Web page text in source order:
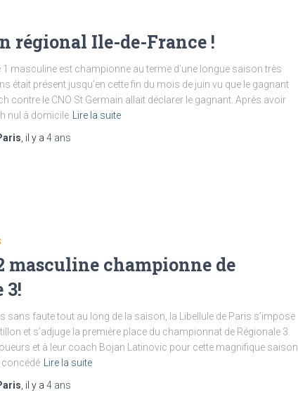
régional Ile-de-France !
1 masculine est championne au terme d’une longue saison très
était présent jusqu’en cette fin du mois de juin vu que le gagnant
contre le CNO St Germain allait déclarer le gagnant. Après avoir
nul à domicile
Lire la suite
, il y a 4 ans
masculine championne de
3!
sans faute tout au long de la saison, la Libellule de Paris s’impose
et s’adjuge la première place du championnat de Régionale 3.
et à leur coach Bojan Latinovic pour cette magnifique saison
concédé
Lire la suite
, il y a 4 ans